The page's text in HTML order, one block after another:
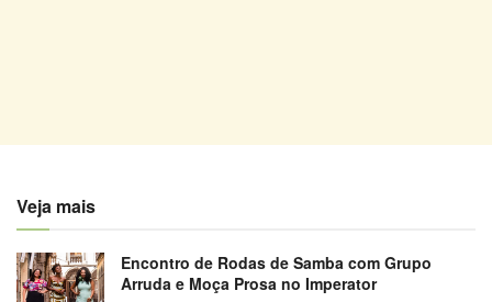
Veja mais
Encontro de Rodas de Samba com Grupo
Arruda e Moça Prosa no Imperator